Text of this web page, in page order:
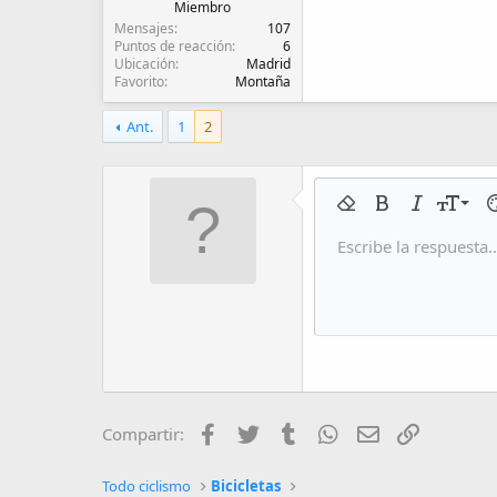
Miembro
Mensajes
107
Puntos de reacción
6
Ubicación
Madrid
Favorito
Montaña
Ant. 1 2
Eliminar formato
NegritaCursiva
9
10
18
Fuente Arial
Trebuchet MS
TachadoSubrayado
Código
Insert horizontal line
SpoilerCódigo
Escribe la
Compartir: Facebook
Twitter Tumblr WhatsApp
Email
Todo ciclismo Bicicletas